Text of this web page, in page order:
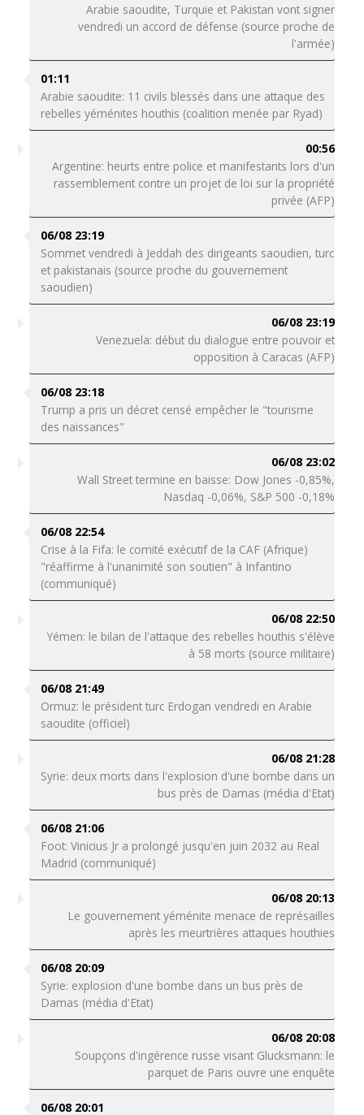
Arabie saoudite, Turquie et Pakistan vont signer
vendredi un accord de défense (source proche de
l'armée)
01:11
Arabie saoudite: 11 civils blessés dans une attaque des
rebelles yéménites houthis (coalition menée par Ryad)
00:56
Argentine: heurts entre police et manifestants lors d'un
rassemblement contre un projet de loi sur la propriété
privée (AFP)
06/08 23:19
Sommet vendredi à Jeddah des dirigeants saoudien, turc
et pakistanais (source proche du gouvernement
saoudien)
06/08 23:19
Venezuela: début du dialogue entre pouvoir et
opposition à Caracas (AFP)
06/08 23:18
Trump a pris un décret censé empêcher le "tourisme
des naissances"
06/08 23:02
Wall Street termine en baisse: Dow Jones -0,85%,
Nasdaq -0,06%, S&P 500 -0,18%
06/08 22:54
Crise à la Fifa: le comité exécutif de la CAF (Afrique)
"réaffirme à l'unanimité son soutien" à Infantino
(communiqué)
06/08 22:50
Yémen: le bilan de l'attaque des rebelles houthis s'élève
à 58 morts (source militaire)
06/08 21:49
Ormuz: le président turc Erdogan vendredi en Arabie
saoudite (officiel)
06/08 21:28
Syrie: deux morts dans l'explosion d'une bombe dans un
bus près de Damas (média d'Etat)
06/08 21:06
Foot: Vinicius Jr a prolongé jusqu'en juin 2032 au Real
Madrid (communiqué)
06/08 20:13
Le gouvernement yéménite menace de représailles
après les meurtrières attaques houthies
06/08 20:09
Syrie: explosion d'une bombe dans un bus près de
Damas (média d'Etat)
06/08 20:08
Soupçons d'ingérence russe visant Glucksmann: le
parquet de Paris ouvre une enquête
06/08 20:01